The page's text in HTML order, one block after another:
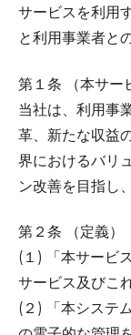
サービスを利用
と利用事業者と
第１条 （本サー
当社は、利用事
革、新たな収益
界におけるバリ
ン改善を目指し
第２条 （定義）
(１) 「本サービ
サービス及びこ
(２) 「本システ